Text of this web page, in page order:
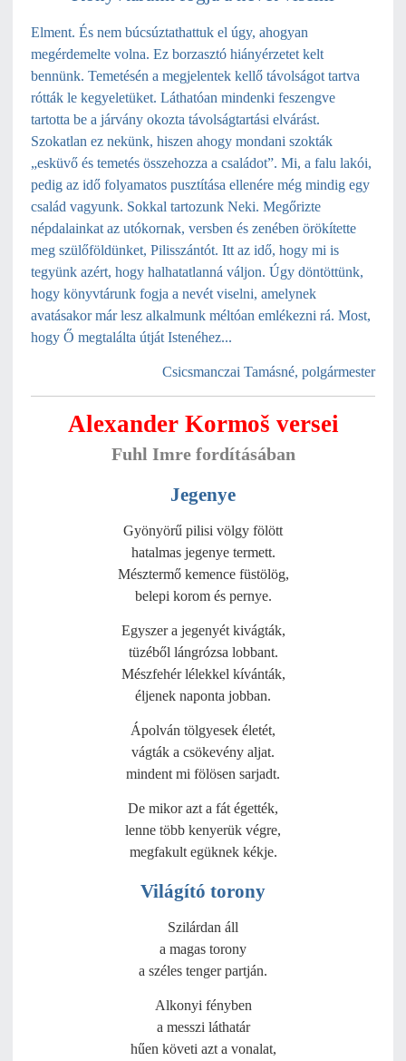
Elment. És nem búcsúztathattuk el úgy, ahogyan
megérdemelte volna. Ez borzasztó hiányérzetet kelt
bennünk. Temetésén a megjelentek kellő távolságot tartva
rótták le kegyeletüket. Láthatóan mindenki feszengve
tartotta be a járvány okozta távolságtartási elvárást.
Szokatlan ez nekünk, hiszen ahogy mondani szokták
„esküvő és temetés összehozza a családot”. Mi, a falu lakói,
pedig az idő folyamatos pusztítása ellenére még mindig egy
család vagyunk. Sokkal tartozunk Neki. Megőrizte
népdalainkat az utókornak, versben és zenében örökítette
meg szülőföldünket, Pilisszántót. Itt az idő, hogy mi is
tegyünk azért, hogy halhatatlanná váljon. Úgy döntöttünk,
hogy könyvtárunk fogja a nevét viselni, amelynek
avatásakor már lesz alkalmunk méltóan emlékezni rá. Most,
hogy Ő megtalálta útját Istenéhez...
Csicsmanczai Tamásné, polgármester
Alexander Kormoš versei
Fuhl Imre fordításában
Jegenye
Gyönyörű pilisi völgy fölött
hatalmas jegenye termett.
Mésztermő kemence füstölög,
belepi korom és pernye.
Egyszer a jegenyét kivágták,
tüzéből lángrózsa lobbant.
Mészfehér lélekkel kívánták,
éljenek naponta jobban.
Ápolván tölgyesek életét,
vágták a csökevény aljat.
mindent mi fölösen sarjadt.
De mikor azt a fát égették,
lenne több kenyerük végre,
megfakult egüknek kékje.
Világító torony
Szilárdan áll
a magas torony
a széles tenger partján.
Alkonyi fényben
a messzi láthatár
hűen követi azt a vonalat,